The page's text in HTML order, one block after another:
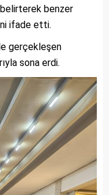
benzer
ifade etti.
gerçekleşen
sona erdi.